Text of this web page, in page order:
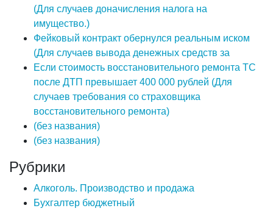
(Для случаев доначисления налога на
имущество.)
Фейковый контракт обернулся реальным иском
(Для случаев вывода денежных средств за
Если стоимость восстановительного ремонта ТС
после ДТП превышает 400 000 рублей (Для
случаев требования со страховщика
восстановительного ремонта)
(без названия)
(без названия)
Рубрики
Алкоголь. Производство и продажа
Бухгалтер бюджетный